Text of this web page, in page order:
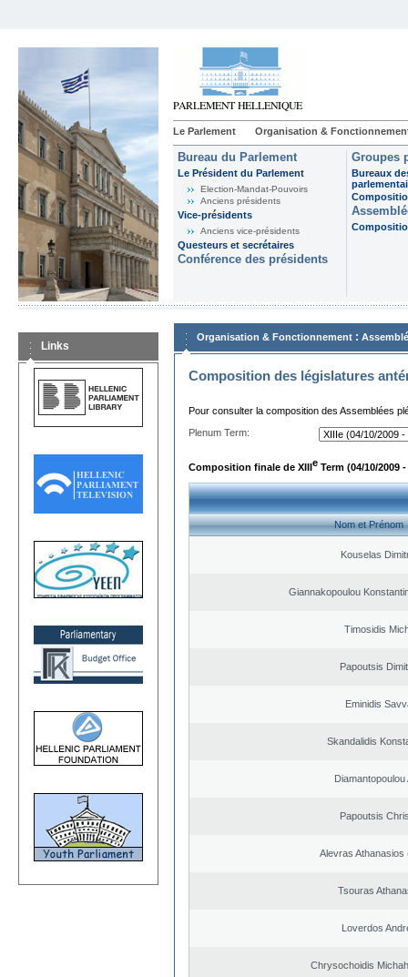
Le Parlement Organisation &
Bureau du Parlement
Le Président du Parlement
Election-Mandat-Pouvoirs
Anciens présidents
Vice-présidents
Anciens vice-présidents
Questeurs et secrétaires
Conférence des présidents
Groupes
Bureaux
Links
Organisation & Fonctionnement :
Composition des législatures
Pour consulter la composition des Assemblées
Plenum Term:
Composition finale de XIIIe Term (04/10/2009 -
Nom et Prénom
Kouselas
Giannakopoulou
Timosidis
Papoutsis
Eminidis
Skandalidis
Diamantopoulou
Papoutsis
Alevras Athanasios
Tsouras
Loverdos
Chrysochoidis